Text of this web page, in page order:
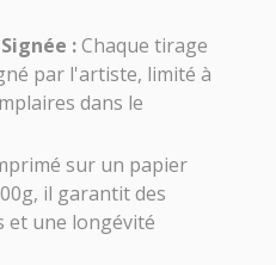
:Chaque tirage
par l'artiste, limité à
dans le
sur un papier
il garantit des
et une longévité